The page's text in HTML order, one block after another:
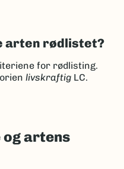
arten rødlistet?
for rødlisting.
livskraftig LC.
artens